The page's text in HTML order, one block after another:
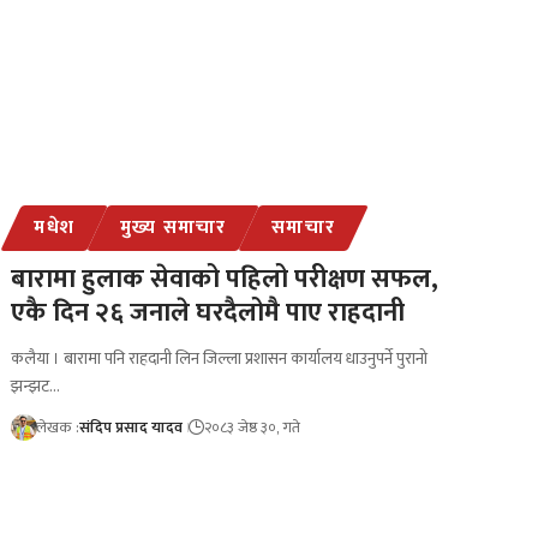
मधेश मुख्य समाचार समाचार
बारामा हुलाक सेवाको पहिलो परीक्षण सफल,
एकै दिन २६ जनाले घरदैलोमै पाए राहदानी
कलैया । बारामा पनि राहदानी लिन जिल्ला प्रशासन कार्यालय धाउनुपर्ने पुरानो
झन्झट…
लेखक :संदिप प्रसाद यादव २०८३ जेष्ठ ३०, गते